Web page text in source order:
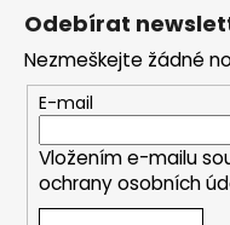
Odebírat
Nezmeškejte žádné
E-mail
Vložením e-mailu
ochrany osobních